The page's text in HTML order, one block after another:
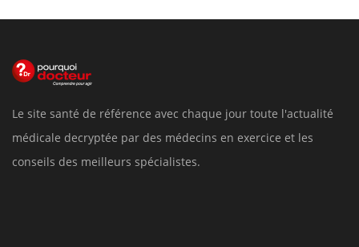
Le site santé de référence avec chaque jour toute l'actualité
médicale decryptée par des médecins en exercice et les
conseils des meilleurs spécialistes.